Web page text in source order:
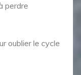
perdre
oublier le cycle